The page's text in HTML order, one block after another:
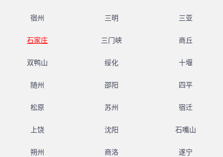
宿州 三明 三亚
石家庄 三门峡 商丘
双鸭山 绥化 十堰
随州 邵阳 四平
松原 苏州 宿迁
上饶 沈阳 石嘴山
朔州 商洛 遂宁